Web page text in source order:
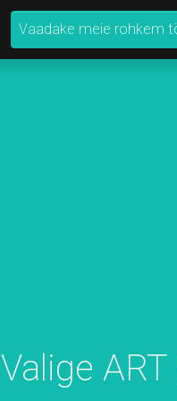
Vaadake meie rohkem
Valige